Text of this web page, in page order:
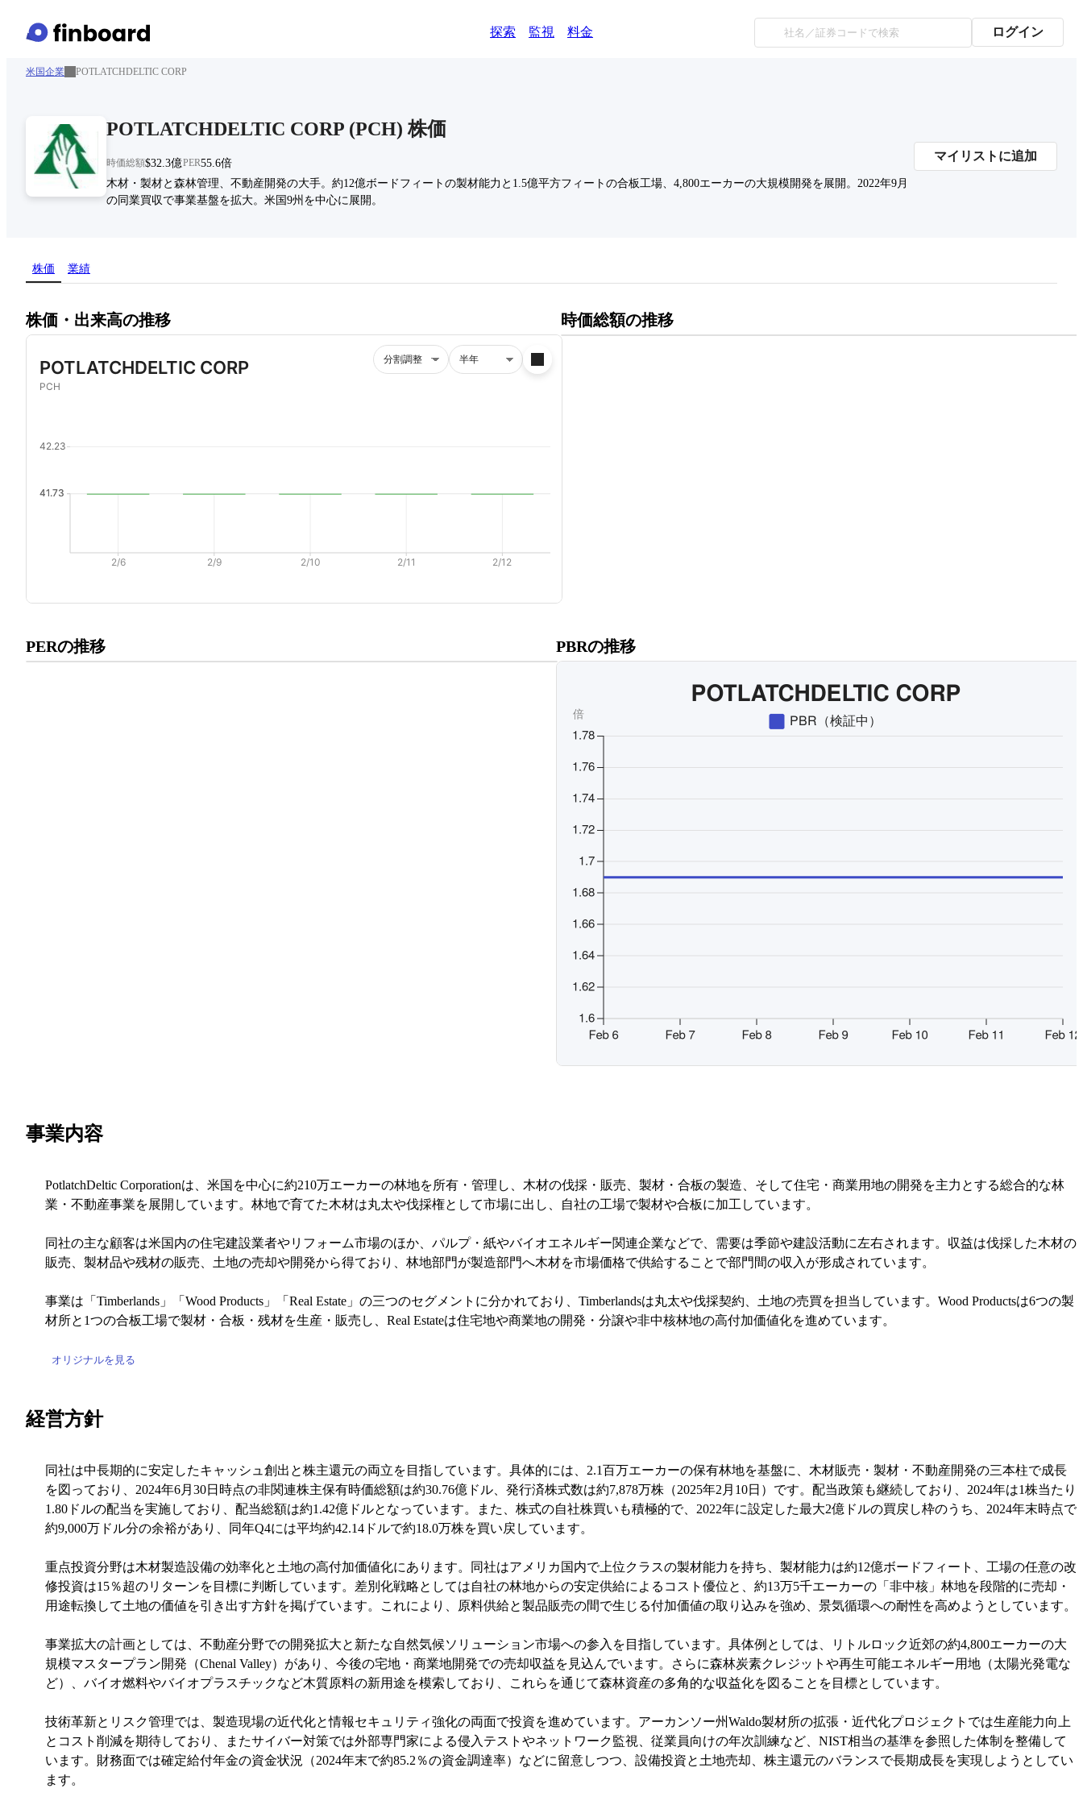
探索 監視 料金 ログイン
米国企業 POTLATCHDELTIC CORP
POTLATCHDELTIC CORP (PCH) 株価
時価総額$32.3億PER55.6倍
木材・製材と森林管理、不動産開発の大手。約12億ボードフィートの製材能力と1.5億平方フィートの合板工場、4,800エーカーの大規模開発を展開。2022年9月
の同業買収で事業基盤を拡大。米国9州を中心に展開。
マイリストに追加
株価 業績
株価・出来高の推移 時価総額の推移
時価総額の推移にアクセスできます。
PERの推移
PERの推移にアクセスできます。
PBRの推移
事業内容
PotlatchDeltic Corporationは、米国を中心に約210万エーカーの林地を所有・管理し、木材の伐採・販売、製材・合板の製造、そして住宅・商業用地の開発を主力とする総合的な林
業・不動産事業を展開しています。林地で育てた木材は丸太や伐採権として市場に出し、自社の工場で製材や合板に加工しています。
同社の主な顧客は米国内の住宅建設業者やリフォーム市場のほか、パルプ・紙やバイオエネルギー関連企業などで、需要は季節や建設活動に左右されます。収益は伐採した木材の
販売、製材品や残材の販売、土地の売却や開発から得ており、林地部門が製造部門へ木材を市場価格で供給することで部門間の収入が形成されています。
事業は「Timberlands」「Wood Products」「Real Estate」の三つのセグメントに分かれており、Timberlandsは丸太や伐採契約、土地の売買を担当しています。Wood Productsは6つの製
材所と1つの合板工場で製材・合板・残材を生産・販売し、Real Estateは住宅地や商業地の開発・分譲や非中核林地の高付加価値化を進めています。
オリジナルを見る
経営方針
同社は中長期的に安定したキャッシュ創出と株主還元の両立を目指しています。具体的には、2.1百万エーカーの保有林地を基盤に、木材販売・製材・不動産開発の三本柱で成長
を図っており、2024年6月30日時点の非関連株主保有時価総額は約30.76億ドル、発行済株式数は約7,878万株（2025年2月10日）です。配当政策も継続しており、2024年は1株当たり
1.80ドルの配当を実施しており、配当総額は約1.42億ドルとなっています。また、株式の自社株買いも積極的で、2022年に設定した最大2億ドルの買戻し枠のうち、2024年末時点で
約9,000万ドル分の余裕があり、同年Q4には平均約42.14ドルで約18.0万株を買い戻しています。
重点投資分野は木材製造設備の効率化と土地の高付加価値化にあります。同社はアメリカ国内で上位クラスの製材能力を持ち、製材能力は約12億ボードフィート、工場の任意の改
修投資は15％超のリターンを目標に判断しています。差別化戦略としては自社の林地からの安定供給によるコスト優位と、約13万5千エーカーの「非中核」林地を段階的に売却・
用途転換して土地の価値を引き出す方針を掲げています。これにより、原料供給と製品販売の間で生じる付加価値の取り込みを強め、景気循環への耐性を高めようとしています。
事業拡大の計画としては、不動産分野での開発拡大と新たな自然気候ソリューション市場への参入を目指しています。具体例としては、リトルロック近郊の約4,800エーカーの大
規模マスタープラン開発（Chenal Valley）があり、今後の宅地・商業地開発での売却収益を見込んでいます。さらに森林炭素クレジットや再生可能エネルギー用地（太陽光発電な
ど）、バイオ燃料やバイオプラスチックなど木質原料の新用途を模索しており、これらを通じて森林資産の多角的な収益化を図ることを目標としています。
技術革新とリスク管理では、製造現場の近代化と情報セキュリティ強化の両面で投資を進めています。アーカンソー州Waldo製材所の拡張・近代化プロジェクトでは生産能力向上
とコスト削減を期待しており、またサイバー対策では外部専門家による侵入テストやネットワーク監視、従業員向けの年次訓練など、NIST相当の基準を参照した体制を整備して
います。財務面では確定給付年金の資金状況（2024年末で約85.2％の資金調達率）などに留意しつつ、設備投資と土地売却、株主還元のバランスで長期成長を実現しようとしてい
ます。